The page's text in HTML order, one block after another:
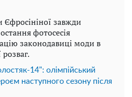
завжди
фотосесія
законодавиці моди в
розваг.
14": олімпійський
наступного сезону після